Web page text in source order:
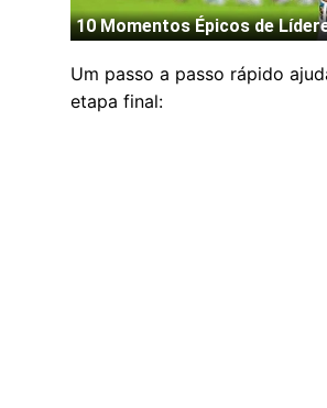
Um passo a passo rápido
etapa final: